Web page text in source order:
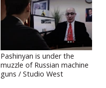
Pashinyan is under the
muzzle of Russian machine
guns / Studio West